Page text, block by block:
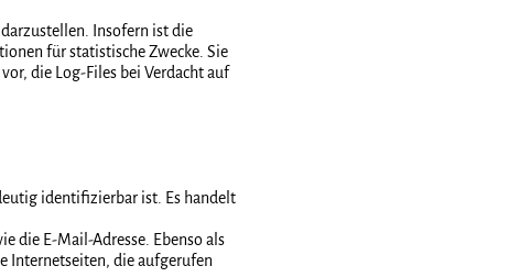
Insofern ist die
für statistische Zwecke. Sie
die Log-Files bei Verdacht auf
identifizierbar ist. Es handelt
die E-Mail-Adresse. Ebenso als
Internetseiten, die aufgerufen